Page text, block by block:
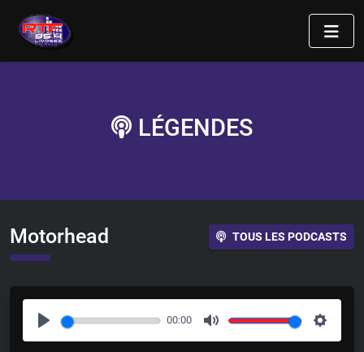
LÉGENDES
Motorhead TOUS LES PODCASTS
P
00:00
M
S